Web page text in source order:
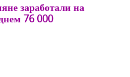
заработали на
76 000